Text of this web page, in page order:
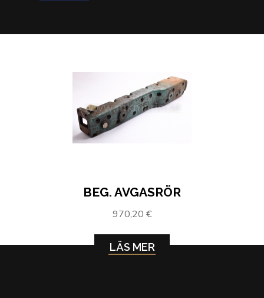
BEG. AVGASRÖR
970,20 €
LÄS MER